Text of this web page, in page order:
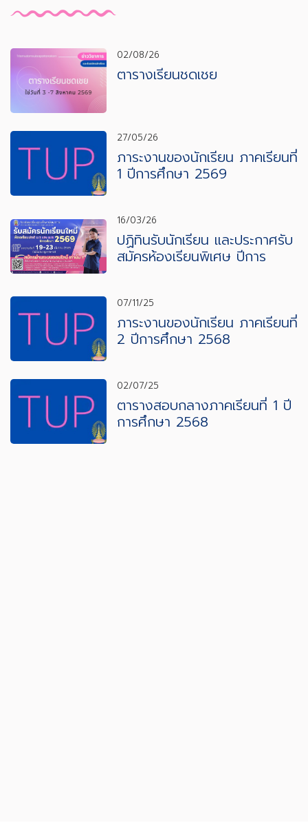
02/08/26
ตารางเรียนชดเชย
27/05/26
ภาระงานของนักเรียน ภาคเรียนที่
1 ปีการศึกษา 2569
16/03/26
ปฏิทินรับนักเรียน และประกาศรับ
สมัครห้องเรียนพิเศษ ปีการ
07/11/25
ภาระงานของนักเรียน ภาคเรียนที่
2 ปีการศึกษา 2568
02/07/25
ตารางสอบกลางภาคเรียนที่ 1 ปี
การศึกษา 2568